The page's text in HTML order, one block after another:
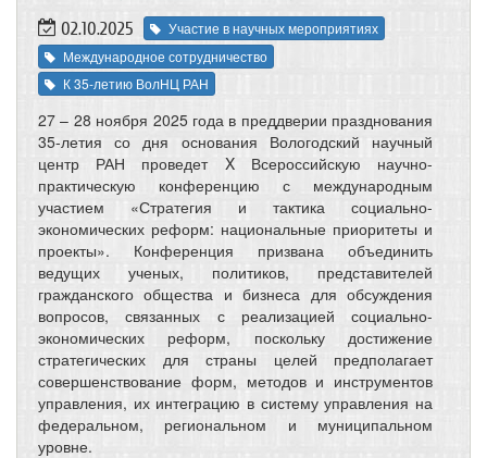
02.10.2025
Участие в научных мероприятиях
Международное сотрудничество
К 35-летию ВолНЦ РАН
27 – 28 ноября 2025 года в преддверии празднования
35-летия со дня основания Вологодский научный
центр РАН проведет X Всероссийскую научно-
практическую конференцию с международным
участием «Стратегия и тактика социально-
экономических реформ: национальные приоритеты и
проекты». Конференция призвана объединить
ведущих ученых, политиков, представителей
гражданского общества и бизнеса для обсуждения
вопросов, связанных с реализацией социально-
экономических реформ, поскольку достижение
стратегических для страны целей предполагает
совершенствование форм, методов и инструментов
управления, их интеграцию в систему управления на
федеральном, региональном и муниципальном
уровне.